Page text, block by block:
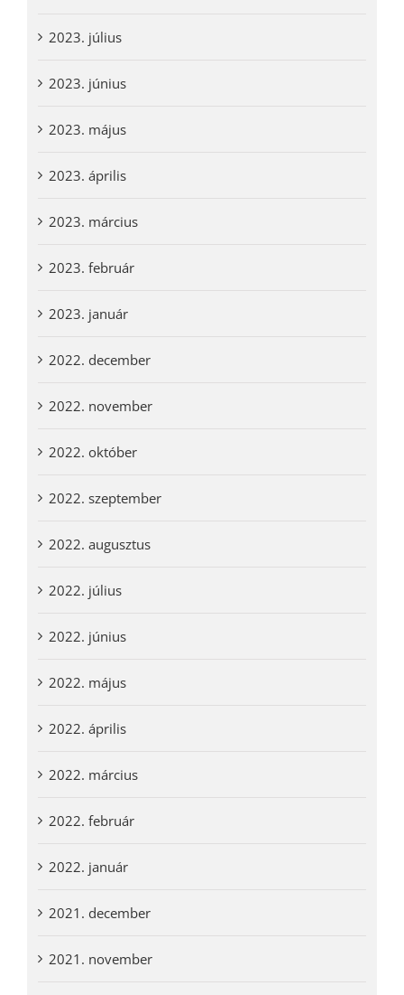
2023. július
2023. június
2023. május
2023. április
2023. március
2023. február
2023. január
2022. december
2022. november
2022. október
2022. szeptember
2022. augusztus
2022. július
2022. június
2022. május
2022. április
2022. március
2022. február
2022. január
2021. december
2021. november